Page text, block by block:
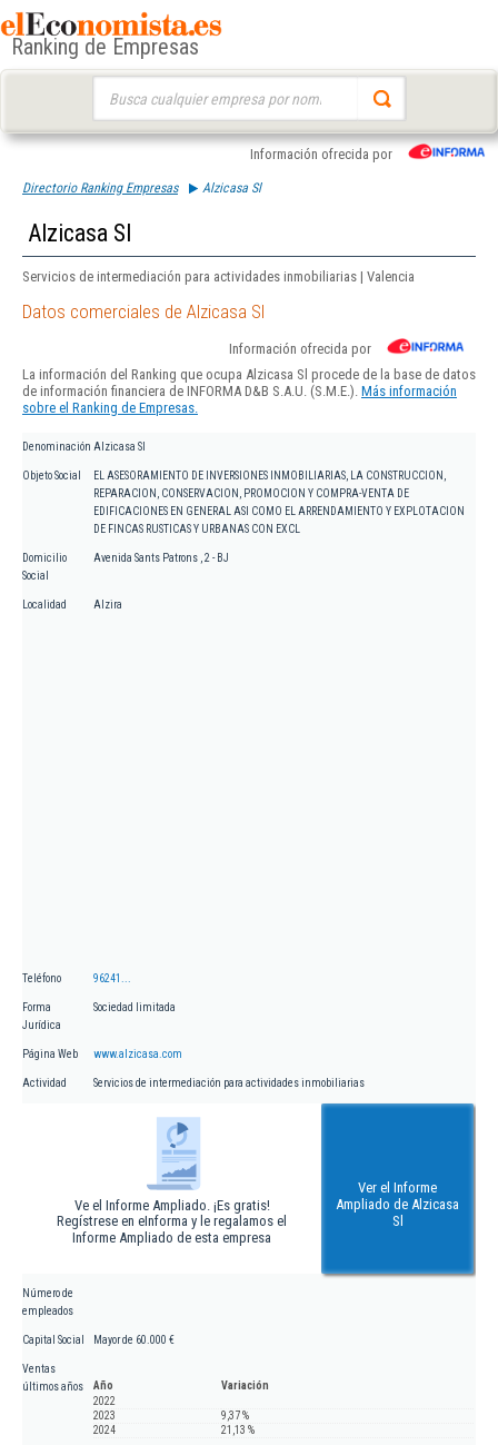
Ranking de Empresas
Información ofrecida por
Directorio Ranking Empresas Alzicasa Sl
Alzicasa Sl
Servicios de intermediación para actividades inmobiliarias | Valencia
Datos comerciales de Alzicasa Sl
Información ofrecida por
La información del Ranking que ocupa Alzicasa Sl procede de la base de datos
de información financiera de INFORMA D&B S.A.U. (S.M.E.). Más información
sobre el Ranking de Empresas.
Denominación Alzicasa Sl
Objeto Social
EL ASESORAMIENTO DE INVERSIONES INMOBILIARIAS, LA CONSTRUCCION,
REPARACION, CONSERVACION, PROMOCION Y COMPRA-VENTA DE
EDIFICACIONES EN GENERAL ASI COMO EL ARRENDAMIENTO Y EXPLOTACION
DE FINCAS RUSTICAS Y URBANAS CON EXCL
Domicilio
Social
Avenida Sants Patrons , 2 - BJ
Localidad Alzira
Teléfono 96241...
Forma
Jurídica
Sociedad limitada
Página Web www.alzicasa.com
Actividad Servicios de intermediación para actividades inmobiliarias
Ve el Informe Ampliado. ¡Es gratis!
Regístrese en eInforma y le regalamos el
Informe Ampliado de esta empresa
Ver el Informe
Ampliado de Alzicasa
Sl
Número de
empleados
Capital Social Mayor de 60.000 €
Ventas
últimos años
Año
Variación
2022
2023
9,37 %
2024
21,13 %